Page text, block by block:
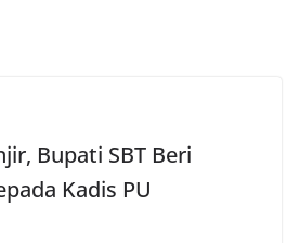
Bupati SBT Beri
Kadis PU